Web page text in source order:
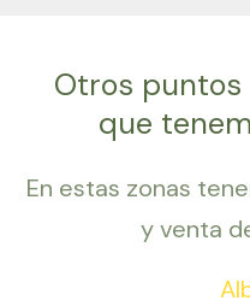
Otros puntos
que
En estas zonas
y venta